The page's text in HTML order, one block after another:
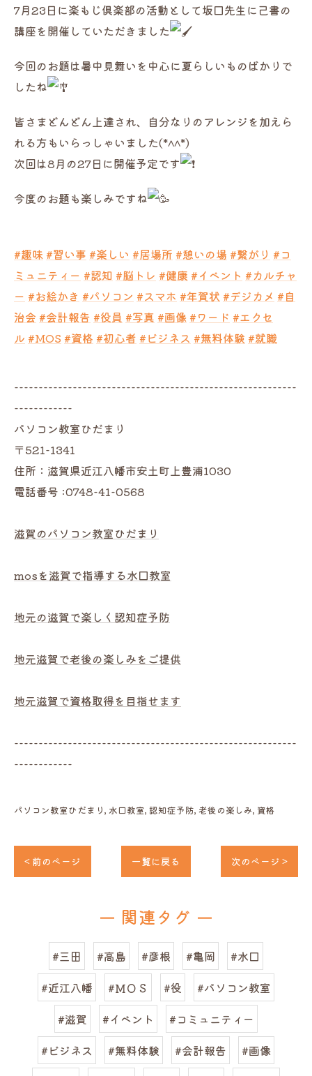
7月23日に楽もじ倶楽部の活動として坂口先生に己書の
講座を開催していただきました
今回のお題は暑中見舞いを中心に夏らしいものばかりで
したね
皆さまどんどん上達され、自分なりのアレンジを加えら
れる方もいらっしゃいました(*^^*)
次回は8月の27日に開催予定です
今度のお題も楽しみですね
#趣味 #習い事 #楽しい #居場所 #憩いの場 #繋がり #コ
ミュニティー #認知 #脳トレ #健康 #イベント #カルチャ
ー #お絵かき #パソコン #スマホ #年賀状 #デジカメ #自
治会 #会計報告 #役員 #写真 #画像 #ワード #エクセ
ル #MOS #資格 #初心者 #ビジネス #無料体験 #就職
----------------------------------------------------------
------------
パソコン教室ひだまり
〒521-1341
住所：滋賀県近江八幡市安土町上豊浦1030
電話番号 :0748-41-0568
滋賀のパソコン教室ひだまり
mosを滋賀で指導する水口教室
地元の滋賀で楽しく認知症予防
地元滋賀で老後の楽しみをご提供
地元滋賀で資格取得を目指せます
----------------------------------------------------------
------------
パソコン教室ひだまり 水口教室 認知症予防 老後の楽しみ 資格
< 前のページ 一覧に戻る 次のページ >
関連タグ
#三田 #高島 #彦根 #亀岡
#水口
#近江八幡
#ＭＯＳ #役
#パソコン教室
#滋賀
#イベント
#コミュニティー
#ビジネス
#無料体験 #会計報告
#画像